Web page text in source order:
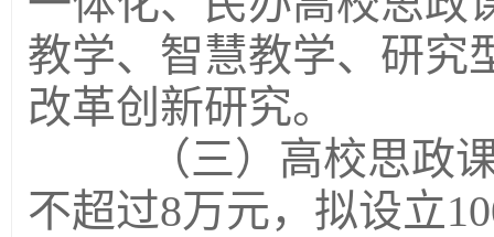
教学、智慧教学、研究
改革创新研究。
（三）高校思政课
不超过8万元，拟设立